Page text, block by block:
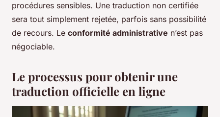
procédures sensibles. Une traduction non certifiée
sera tout simplement rejetée, parfois sans possibilité
de recours. Le conformité administrative n’est pas
négociable.
Le processus pour obtenir une
traduction officielle en ligne